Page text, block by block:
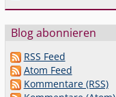
Blog abonnieren
RSS Feed
Atom Feed
Kommentare (RSS)